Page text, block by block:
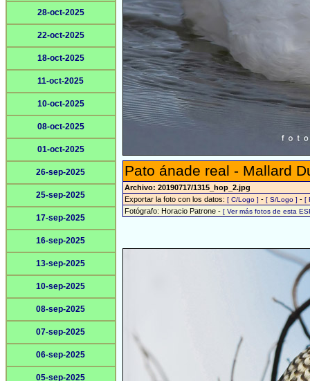
28-oct-2025
22-oct-2025
18-oct-2025
11-oct-2025
10-oct-2025
08-oct-2025
01-oct-2025
26-sep-2025
25-sep-2025
17-sep-2025
16-sep-2025
13-sep-2025
10-sep-2025
08-sep-2025
07-sep-2025
06-sep-2025
05-sep-2025
Pato ánade real - Mallard
Archivo: 20190717/1315_hop_2.jpg
Exportar la foto con los datos: [ C/Logo ] - [ S/Logo ] - [
Fotógrafo: Horacio Patrone - [ Ver más fotos de esta